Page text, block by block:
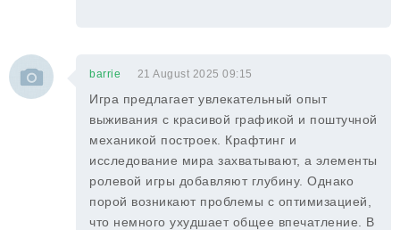
barrie 21 August 2025 09:15
Игра предлагает увлекательный опыт
выживания с красивой графикой и поштучной
механикой построек. Крафтинг и
исследование мира захватывают, а элементы
ролевой игры добавляют глубину. Однако
порой возникают проблемы с оптимизацией,
что немного ухудшает общее впечатление. В